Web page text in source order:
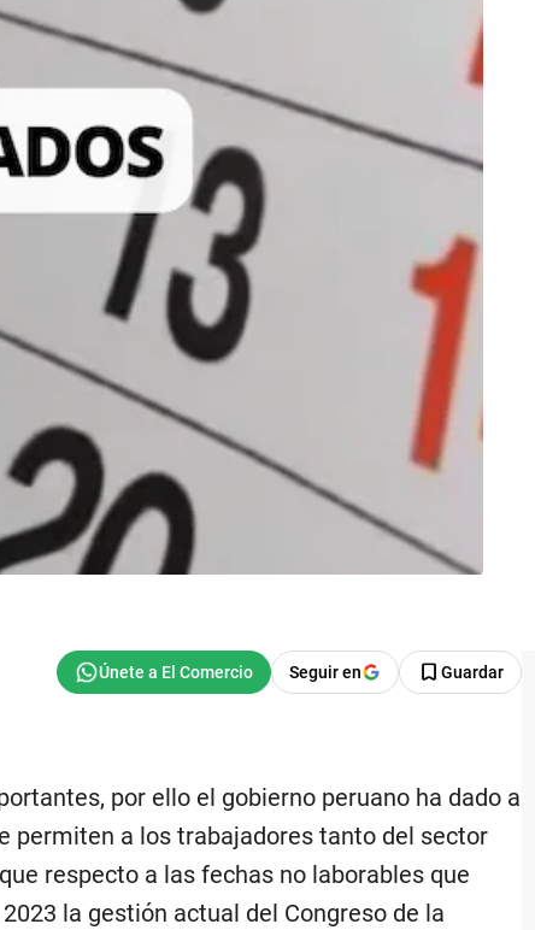
Seguir en Guardar
por ello el gobierno peruano ha dado a
permiten a los trabajadores tanto del sector
respecto a las fechas no laborables que
la gestión actual del Congreso de la